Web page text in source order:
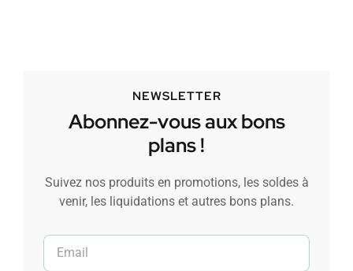
NEWSLETTER
Abonnez-vous aux bons
plans !
Suivez nos produits en promotions, les soldes à
venir, les liquidations et autres bons plans.